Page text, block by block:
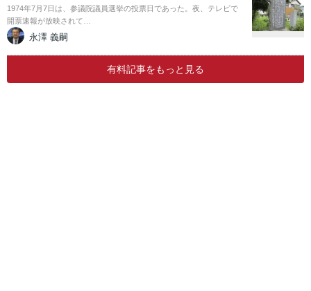
1974年7月7日は、参議院議員選挙の投票日であった。夜、テレビで
開票速報が放映されて…
永澤 義嗣
有料記事をもっと見る